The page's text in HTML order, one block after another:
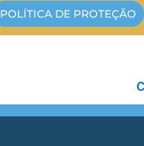
POLÍTICA DE PROTEÇÃO